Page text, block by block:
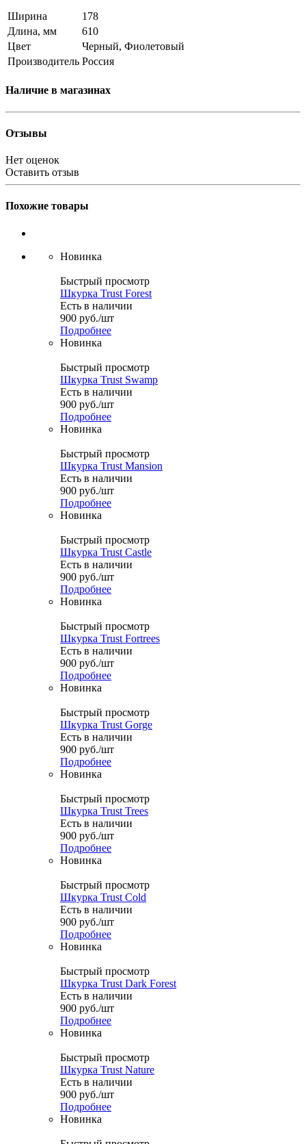
Ширина
178
Длина, мм
610
Цвет
Черный, Фиолетовый
Производитель Россия
Наличие в магазинах
Отзывы
Нет оценок
Оставить отзыв
Похожие товары
Новинка
Быстрый просмотр
Шкурка Trust Forest
Есть в наличии
900 руб./шт
Подробнее
Новинка
Быстрый просмотр
Шкурка Trust Swamp
Есть в наличии
900 руб./шт
Подробнее
Новинка
Быстрый просмотр
Шкурка Trust Mansion
Есть в наличии
900 руб./шт
Подробнее
Новинка
Быстрый просмотр
Шкурка Trust Castle
Есть в наличии
900 руб./шт
Подробнее
Новинка
Быстрый просмотр
Шкурка Trust Fortrees
Есть в наличии
900 руб./шт
Подробнее
Новинка
Быстрый просмотр
Шкурка Trust Gorge
Есть в наличии
900 руб./шт
Подробнее
Новинка
Быстрый просмотр
Шкурка Trust Trees
Есть в наличии
900 руб./шт
Подробнее
Новинка
Быстрый просмотр
Шкурка Trust Cold
Есть в наличии
900 руб./шт
Подробнее
Новинка
Быстрый просмотр
Шкурка Trust Dark Forest
Есть в наличии
900 руб./шт
Подробнее
Новинка
Быстрый просмотр
Шкурка Trust Nature
Есть в наличии
900 руб./шт
Подробнее
Новинка